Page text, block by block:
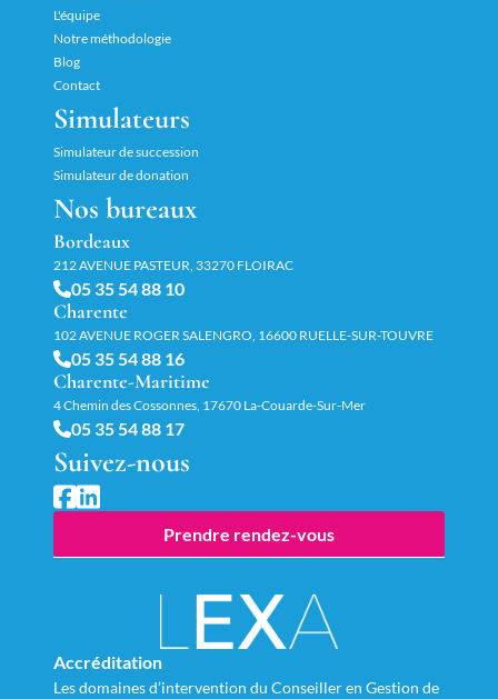
L'équipe
Notre méthodologie
Blog
Contact
Simulateurs
Simulateur de succession
Simulateur de donation
Nos bureaux
Bordeaux
212 AVENUE PASTEUR, 33270 FLOIRAC
05 35 54 88 10
Charente
102 AVENUE ROGER SALENGRO, 16600 RUELLE-SUR-TOUVRE
05 35 54 88 16
Charente-Maritime
4 Chemin des Cossonnes, 17670 La-Couarde-Sur-Mer
05 35 54 88 17
Suivez-nous
Prendre rendez-vous
Accréditation
Les domaines d’intervention du Conseiller en Gestion de